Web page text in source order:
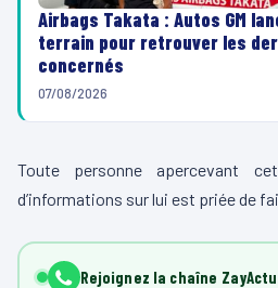
Airbags Takata : Autos GM
terrain pour retrouver les
concernés
07/08/2026
Toute personne apercevant
d’informations sur lui est priée de
Rejoignez la chaîne ZayActu